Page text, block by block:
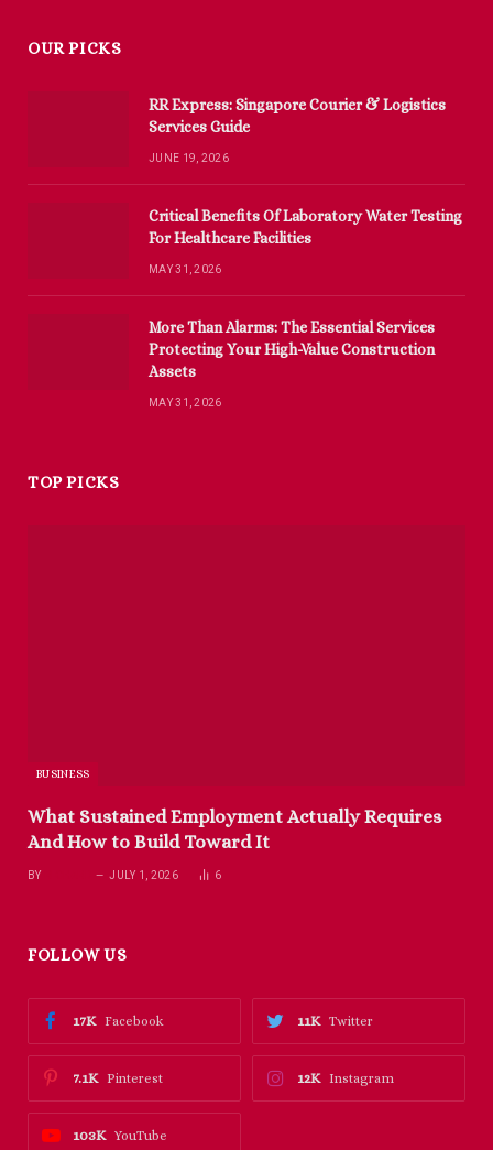
OUR PICKS
RR Express: Singapore Courier & Logistics
Services Guide
JUNE 19, 2026
Critical Benefits Of Laboratory Water Testing
For Healthcare Facilities
MAY 31, 2026
More Than Alarms: The Essential Services
Protecting Your High-Value Construction
Assets
MAY 31, 2026
TOP PICKS
BUSINESS
What Sustained Employment Actually Requires
And How to Build Toward It
BY JULY 1, 2026 6
FOLLOW US
Facebook
17K Twitter
11K
Pinterest
7.1K Instagram
12K
YouTube
103K